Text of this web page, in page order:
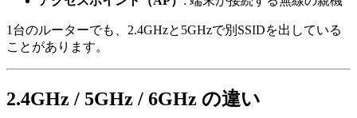
1台のルーターでも、2.4GHzと5GHzで別SSIDを出している
ことがあります。
2.4GHz / 5GHz / 6GHz の違い